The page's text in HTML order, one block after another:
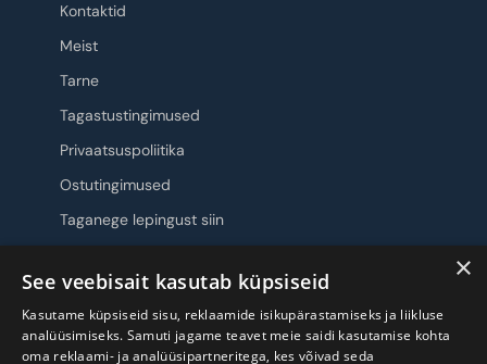
Kontaktid
Meist
Tarne
Tagastustingimused
Privaatsuspoliitika
Ostutingimused
Taganege lepingust siin
Jälgi meid ×
See veebisait kasutab küpsiseid
Kasutame küpsiseid sisu, reklaamide isikupärastamiseks ja liikluse
analüüsimiseks. Samuti jagame teavet meie saidi kasutamise kohta
oma reklaami- ja analüüsipartneritega, kes võivad seda